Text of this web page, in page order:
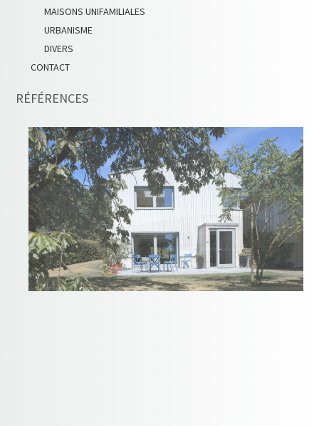
MAISONS UNIFAMILIALES
URBANISME
DIVERS
CONTACT
RÉFÉRENCES